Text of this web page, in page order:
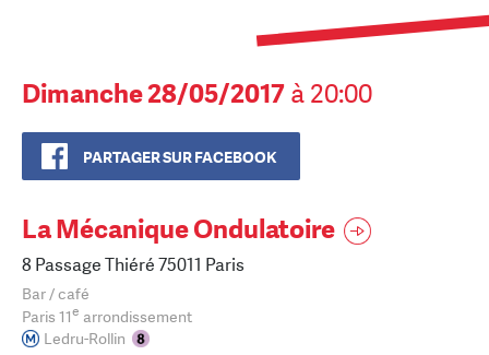
Dimanche 28/05/2017 à 20:00
PARTAGER SUR FACEBOOK
La Mécanique Ondulatoire
8 Passage Thiéré 75011 Paris
Bar / café
Paris 11e arrondissement
Ledru-Rollin